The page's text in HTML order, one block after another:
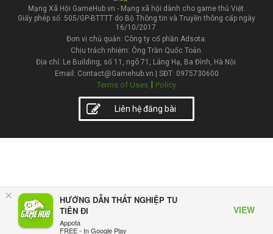
×
HƯỚNG DẪN THẤT NGHIỆP TU
TIÊN ĐI
Appota
FREE - In Google Play
VIEW
Mạng Xã Hội GameHub.vn - Mạng xã hội dành cho game thủ Việt.
Giấy phép số: 505/GP-BTTTT do Bộ Thông tin và Truyền thông cấp ngày
16/10/2017.
Đơn vị chủ quản: Công ty cổ phần Adsota.
Chịu trách nhiệm: Ông Trần Quốc Toản.
Địa chỉ: Le Building, số 11, ngõ 71, Láng Hạ, Ba Đình, Hà Nội.
Email: Contact@Gamehub.vn | SĐT: 0975730600
Terms of Uses | Policy
Liên hệ đăng bài